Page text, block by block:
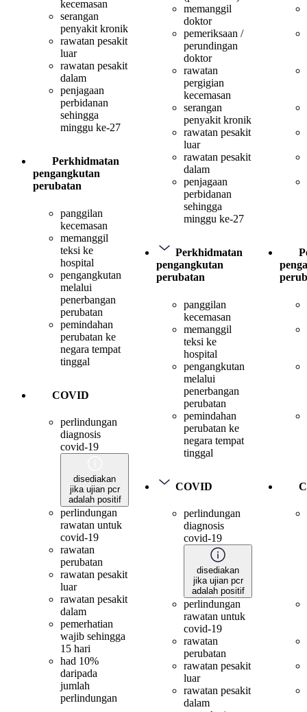
kecemasan
serangan
penyakit kronik
rawatan pesakit
luar
rawatan pesakit
dalam
penjagaan
perbidanan
sehingga
minggu ke-27
Perkhidmatan
pengangkutan
perubatan
panggilan
kecemasan
memanggil
teksi ke
hospital
pengangkutan
melalui
penerbangan
perubatan
pemindahan
perubatan ke
negara tempat
tinggal
COVID
perlindungan
diagnosis
covid-19
disediakan
jika ujian pcr
adalah positif
perlindungan
rawatan untuk
covid-19
rawatan
perubatan
rawatan pesakit
luar
rawatan pesakit
dalam
pemerhatian
wajib sehingga
15 hari
had 10%
daripada
jumlah
perlindungan
memanggil
doktor
pemeriksaan /
perundingan
doktor
rawatan
pergigian
kecemasan
serangan
penyakit kronik
rawatan pesakit
luar
rawatan pesakit
dalam
penjagaan
perbidanan
sehingga
minggu ke-27
Perkhidmatan
pengangkutan
perubatan
panggilan
kecemasan
memanggil
teksi ke
hospital
pengangkutan
melalui
penerbangan
perubatan
pemindahan
perubatan ke
negara tempat
tinggal
COVID
perlindungan
diagnosis
covid-19
disediakan
jika ujian pcr
adalah positif
perlindungan
rawatan untuk
covid-19
rawatan
perubatan
rawatan pesakit
luar
rawatan pesakit
dalam